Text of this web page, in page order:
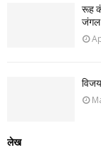
रूह
जंगल
लेख